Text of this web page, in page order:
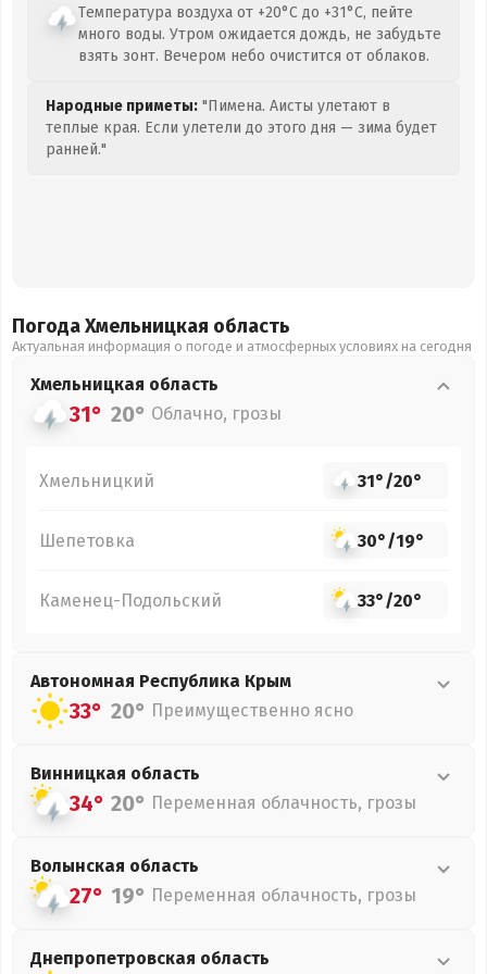
Температура воздуха от +20°C до +31°C, пейте
много воды. Утром ожидается дождь, не забудьте
взять зонт. Вечером небо очистится от облаков.
Народные приметы: "Пимена. Аисты улетают в
теплые края. Если улетели до этого дня — зима будет
ранней."
Погода Хмельницкая область
Актуальная информация о погоде и атмосферных условиях на сегодня
Хмельницкая область
31° 20° Облачно, грозы
Хмельницкий 31°/20°
Шепетовка 30°/19°
Каменец-Подольский 33°/20°
Автономная Республика Крым
33° 20° Преимущественно ясно
Винницкая область
34° 20° Переменная облачность, грозы
Волынская область
27° 19° Переменная облачность, грозы
Днепропетровская область